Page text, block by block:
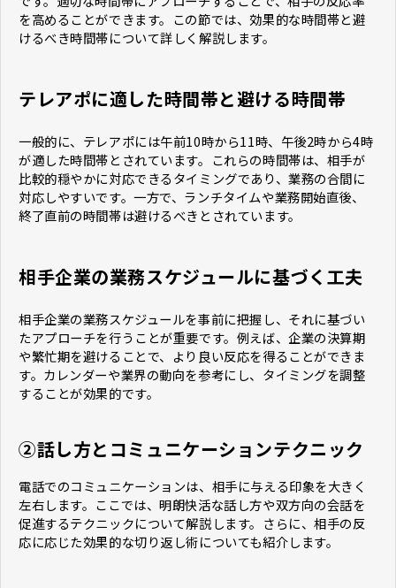
を高めることができます。この節では、効果的な時間帯と避
けるべき時間帯について詳しく解説します。
テレアポに適した時間帯と避ける時間帯
一般的に、テレアポには午前10時から11時、午後2時から4時
が適した時間帯とされています。これらの時間帯は、相手が
比較的穏やかに対応できるタイミングであり、業務の合間に
対応しやすいです。一方で、ランチタイムや業務開始直後、
終了直前の時間帯は避けるべきとされています。
相手企業の業務スケジュールに基づく工夫
相手企業の業務スケジュールを事前に把握し、それに基づい
たアプローチを行うことが重要です。例えば、企業の決算期
や繁忙期を避けることで、より良い反応を得ることができま
す。カレンダーや業界の動向を参考にし、タイミングを調整
することが効果的です。
②話し方とコミュニケーションテクニック
電話でのコミュニケーションは、相手に与える印象を大きく
左右します。ここでは、明朗快活な話し方や双方向の会話を
促進するテクニックについて解説します。さらに、相手の反
応に応じた効果的な切り返し術についても紹介します。